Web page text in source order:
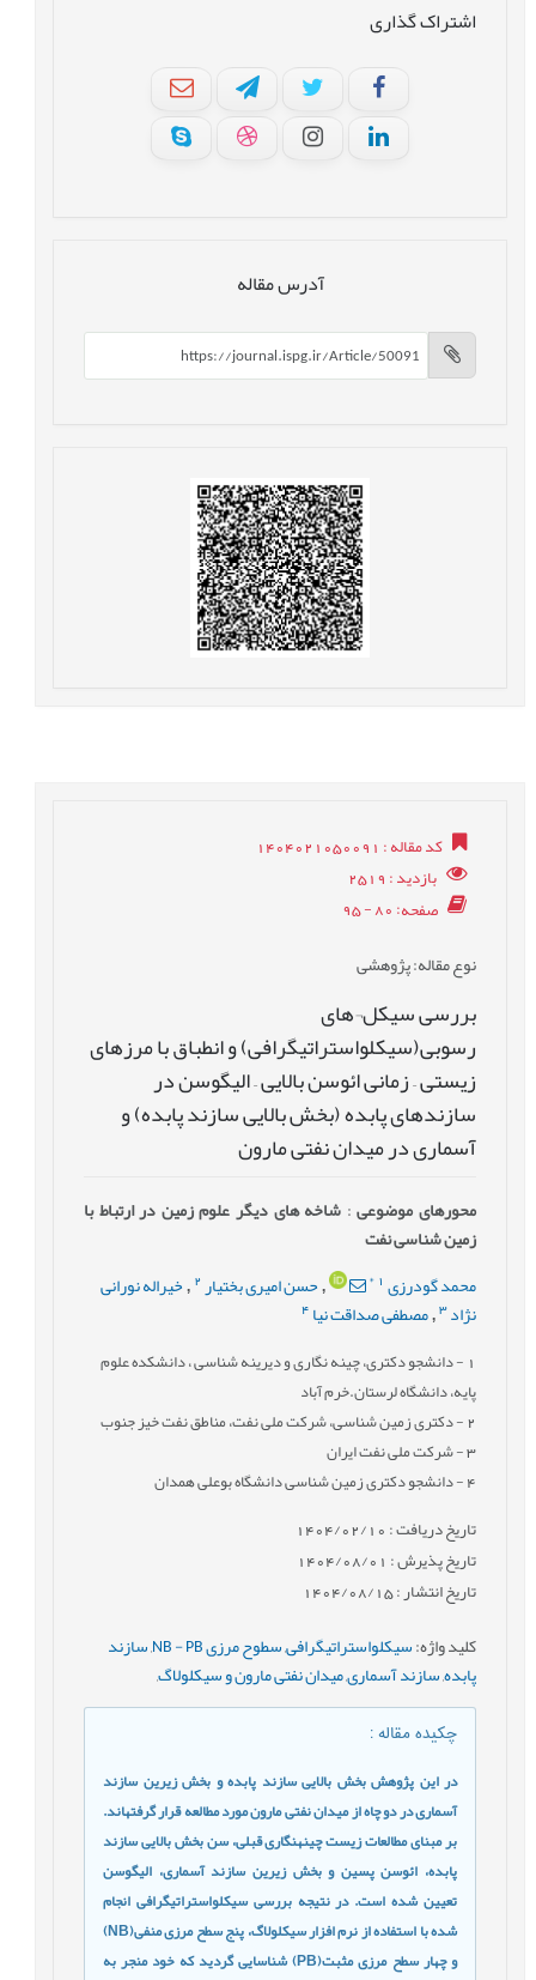
اشتراک گذاری
آدرس مقاله
کد مقاله: 1404021050091
بازدید: 2519
صفحه: 80 - 95
نوع مقاله: پژوهشی
بررسی سیکل¬های
رسوبی(سیکلواستراتیگرافی) و انطباق با مرزهای
زیستی – زمانی ائوسن بالایی – الیگوسن در
سازندهای پابده (بخش بالایی سازند پابده) و
آسماری در میدان نفتی مارون
محورهای موضوعی: شاخه های دیگر علوم زمین در ارتباط با
زمین شناسی نفت
محمد گودرزی *
,حسن امیری بختیار 2
, خیراله نورانی
نژاد 3
,مصطفی صداقت نیا4
- دانشجو دکتری، چینه نگاری و دیرینه شناسی ، دانشکده علوم
پایه، دانشگاه لرستان.خرم آباد
2- دکتری زمین شناسی، شرکت ملی نفت، مناطق نفت خیز جنوب
3- شرکت ملی نفت ایران
4- دانشجو دکتری زمین شناسی دانشگاه بوعلی همدان
تاریخ دریافت : 1404/02/10
تاریخ پذیرش : 1404/08/01
تاریخ انتشار : 1404/08/15
کلید واژه:سیکلواستراتیگرافی,سطوح مرزی NB - PB ,سازند
پابده,سازند آسماری,میدان نفتی مارون و سیکلولاگ,
چکیده مقاله:
در این پژوهش بخش­ بالایی سازند پابده و بخش زیرین سازند
آسماری در دو چاه از میدان نفتی مارون مورد مطالعه قرار گرفته­اند.
بر مبنای مطالعات زیست­ چینه­نگاری قبلی، سن بخش بالایی سازند
پابده، ائوسن پسین و بخش زیرین سازند آسماری، الیگوسن
تعیین شده است. در نتیجه بررسی سیکلواستراتیگرافی انجام
شده با استفاده از نرم افزار سیکلولاگ، پنج سطح مرزی منفی(NB
)
و چهار سطح مرزی مثبت(PB) شناسایی گردید که خود منجر به